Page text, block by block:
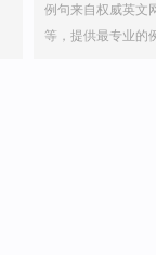
例句来自权威英文
等，提供最专业的